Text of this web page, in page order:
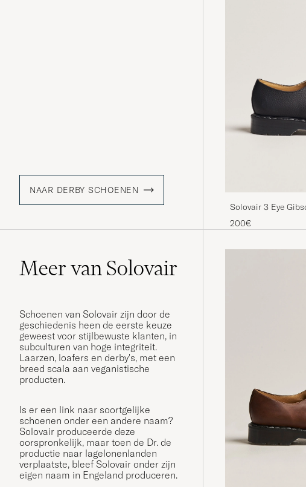
NAAR DERBY SCHOENEN
Solovair 3 Eye
200€
Meer van Solovair
Schoenen van Solovair zijn door de
geschiedenis heen de eerste keuze
geweest voor stijlbewuste klanten, in
subculturen van hoge integriteit.
Laarzen, loafers en derby's, met een
breed scala aan veganistische
producten.
Is er een link naar soortgelijke
schoenen onder een andere naam?
Solovair produceerde deze
oorspronkelijk, maar toen de Dr. de
productie naar lagelonenlanden
verplaatste, bleef Solovair onder zijn
eigen naam in Engeland produceren.